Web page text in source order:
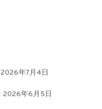
2026年7月4日
2026年6月5日